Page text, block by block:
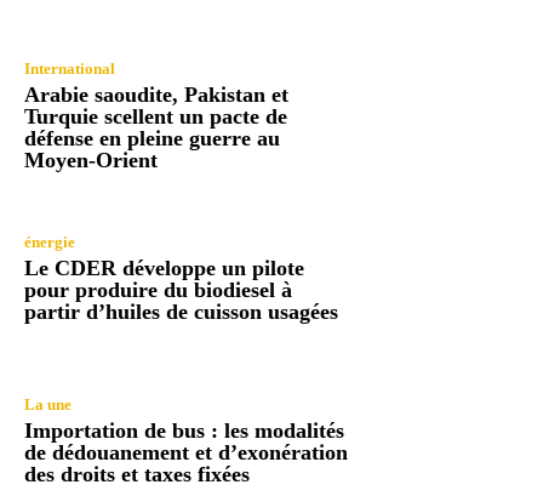
International
Arabie saoudite, Pakistan et
Turquie scellent un pacte de
défense en pleine guerre au
Moyen-Orient
énergie
Le CDER développe un pilote
pour produire du biodiesel à
partir d’huiles de cuisson usagées
La une
Importation de bus : les modalités
de dédouanement et d’exonération
des droits et taxes fixées